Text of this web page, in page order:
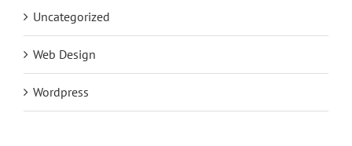
Uncategorized
Web Design
Wordpress